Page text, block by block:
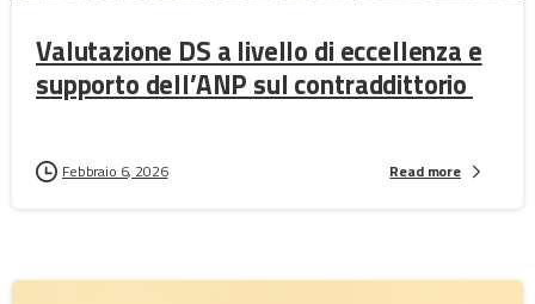
Valutazione DS a livello di eccellenza e
supporto dell’ANP sul contraddittorio
Febbraio 6, 2026 Read more